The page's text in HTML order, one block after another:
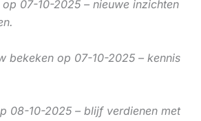
07-10-2025 – nieuwe inzichten
bekeken op 07-10-2025 – kennis
08-10-2025 – blijf verdienen met